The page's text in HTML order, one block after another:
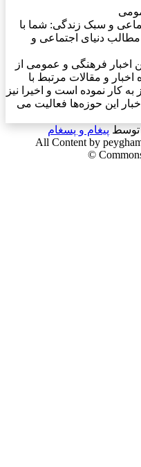
و سبک زندگی: شما با
دنیای اجتماعی و
فرهنگی و عمومی از
و مقالات مرتبط با
نموده است و اخیرا نیز
حوزه‌ها فعالیت می
پیغام و پسغام
All Content by